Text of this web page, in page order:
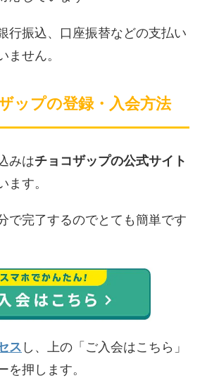
行振込、口座振替などの支払い
ません。
ップの登録・入会方法
みはチョコザップの公式サイト
ます。
で完了するのでとても簡単です
ス し、上の「ご入会はこちら」
を押します。